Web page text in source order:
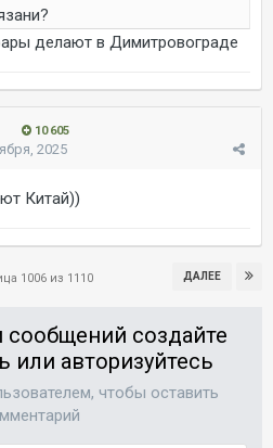
делают в Димитровограде
10 605
2025
Китай))
ДАЛЕЕ
1006 из 1110
сообщений создайте
или авторизуйтесь
чтобы оставить